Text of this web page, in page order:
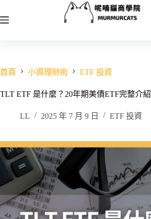
至
容
首頁 小資理財術 ETF 投資
TLT ETF 是什麼？20年期美債ETF完整介紹
LL 2025 年 7 月 9 日 ETF 投資